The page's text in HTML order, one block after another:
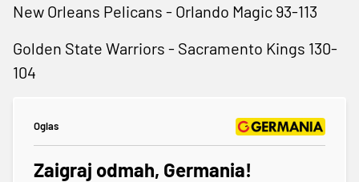
New Orleans Pelicans - Orlando Magic 93-113
Golden State Warriors - Sacramento Kings 130-
104
Oglas
Zaigraj odmah, Germania!